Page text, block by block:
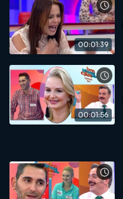
00:01:39
00:01:56